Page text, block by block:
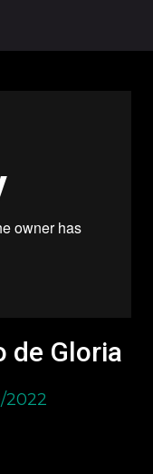
de Gloria
2022